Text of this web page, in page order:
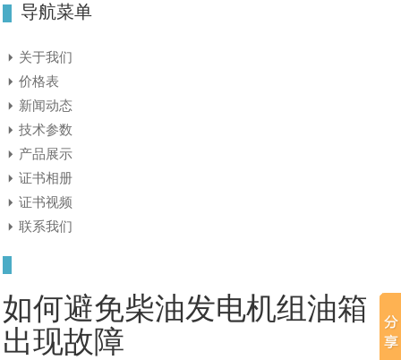
导航菜单
关于我们
价格表
新闻动态
技术参数
产品展示
证书相册
证书视频
联系我们
如何避免柴油发电机组油箱
出现故障